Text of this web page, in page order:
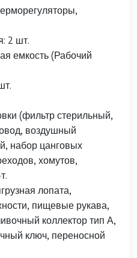
2 шт.
емкость (Рабочий
(фильтр стерильный,
воздушный
набор цанговых
хомутов,
лопата,
пищевые рукава,
коллектор тип А,
ключ, переносной